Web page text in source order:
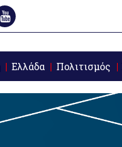
Ελλάδα Πολιτισμός